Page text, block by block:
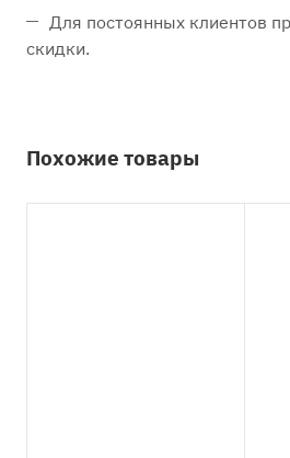
Для постоянных клиентов
скидки.
Похожие товары